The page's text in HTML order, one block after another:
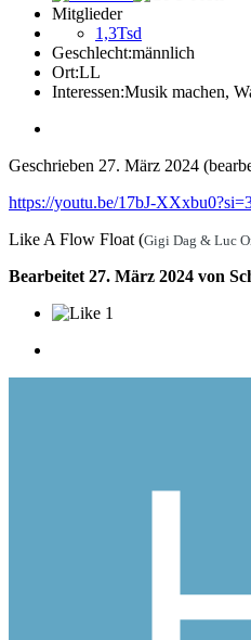
Mitglieder
1,3Tsd
Geschlecht:männlich
Ort:LL
Interessen:Musik machen,
Geschrieben 27. März 2024
https://youtu.be/17bJ-
Like A Flow Float (Gigi Dag & Luc
Bearbeitet 27. März 2024 von
1